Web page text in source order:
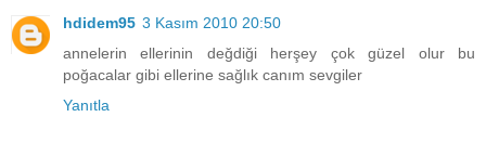
hdidem95 3 Kasım 2010 20:50
annelerin ellerinin değdiği herşey çok güzel olur bu
poğacalar gibi ellerine sağlık canım sevgiler
Yanıtla